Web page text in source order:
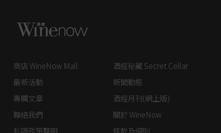
商店 WineNow Mall
酒經秘藏 Secret Cellar
最新活動
新聞動態
專欄文章
酒經月刊(網上版)
聯絡我們
關於 WineNow
私隱政策聲明
條款及細則